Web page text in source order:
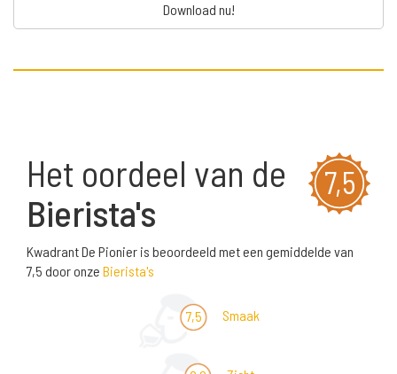
Download nu!
7,5
Het oordeel van de
Bierista's
Kwadrant De Pionier is beoordeeld met een gemiddelde van
7,5 door onze Bierista's
7,5 Smaak